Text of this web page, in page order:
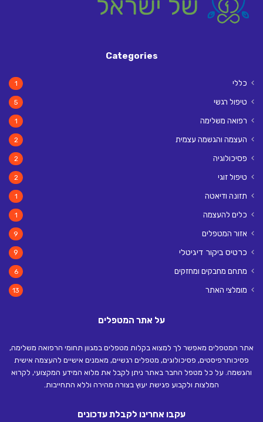
Categories
כללי 1
טיפול רגשי 5
רפואה משלימה 1
העצמה והגשמה עצמית 2
פסיכולוגיה 2
טיפול זוגי 2
תזונה ודיאטה 1
כלים להעצמה 1
אזור המטפלים 9
כרטיס ביקור דיגיטלי 9
מתחם מחבקים ומחזקים 6
מומלצי האתר 13
על אתר המטפלים
אתר המטפלים מאפשר לך למצוא בקלות מטפלים במגוון תחומי הרפואה משלימה,
פסיכותרפיסטים, פסיכולוגים, מטפלים רגשיים, מאמנים אישיים להעצמה אישית
והגשמה. על כל מטפל החבר באתר ניתן לקבל את מלוא המידע המקצועי, לקרוא
המלצות ולקבוע פגישת יעוץ בצורה מהירה וללא התחייבות.
עקבו אחרינו לקבלת עדכונים